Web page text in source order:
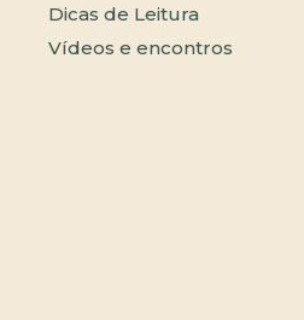
Dicas de Leitura
Vídeos e encontros